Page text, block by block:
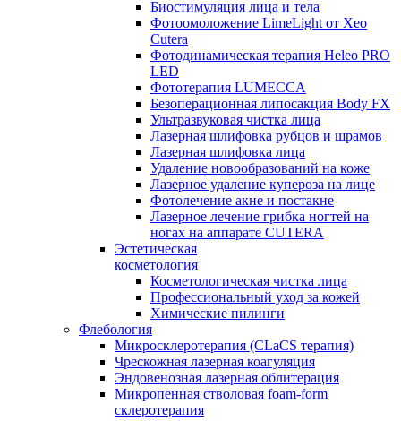
Биостимуляция лица и тела
Фотоомоложение LimeLight от Xeo
Cutera
Фотодинамическая терапия Heleo PRO
LED
Фототерапия LUMECCA
Безоперационная липосакция Body FX
Ультразвуковая чистка лица
Лазерная шлифовка рубцов и шрамов
Лазерная шлифовка лица
Удаление новообразований на коже
Лазерное удаление купероза на лице
Фотолечение акне и постакне
Лазерное лечение грибка ногтей на
ногах на аппарате CUTERA
Эстетическая
косметология
Косметологическая чистка лица
Профессиональный уход за кожей
Химические пилинги
Флебология
Микросклеротерапия (CLaCS терапия)
Чрескожная лазерная коагуляция
Эндовенозная лазерная облитерация
Микропенная стволовая foam-form
склеротерапия